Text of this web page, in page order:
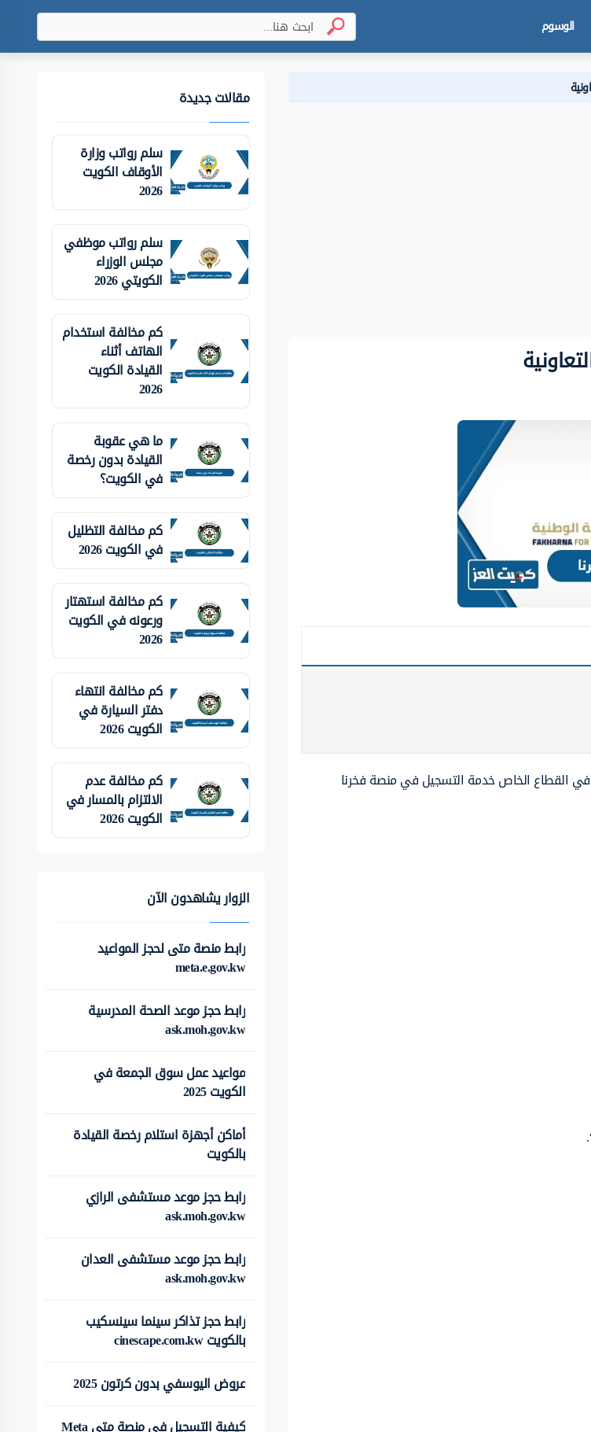
الوسوم
في القطاع الخاص خدمة التسجيل في منصة فخرنا
مقالات جديدة
سلم رواتب وزارة
الأوقاف الكويت
2026
سلم رواتب موظفي
مجلس الوزراء
الكويتي 2026
كم مخالفة استخدام
الهاتف أثناء
القيادة الكويت
2026
ما هي عقوبة
القيادة بدون رخصة
في الكويت؟
كم مخالفة التظليل
في الكويت 2026
كم مخالفة استهتار
ورعونه في الكويت
2026
كم مخالفة انتهاء
دفتر السيارة في
الكويت 2026
كم مخالفة عدم
الالتزام بالمسار في
الكويت 2026
الزوار يشاهدون الآن
رابط منصة متى لحجز المواعيد
meta.e.gov.kw
رابط حجز موعد الصحة المدرسية
ask.moh.gov.kw
مواعيد عمل سوق الجمعة في
الكويت 2025
أماكن أجهزة استلام رخصة القيادة
بالكويت
رابط حجز موعد مستشفى الرازي
ask.moh.gov.kw
رابط حجز موعد مستشفى العدان
ask.moh.gov.kw
رابط حجز تذاكر سينما سينسكيب
بالكويت cinescape.com.kw
عروض اليوسفي بدون كرتون 2025
كيفية التسجيل في منصة متى Meta